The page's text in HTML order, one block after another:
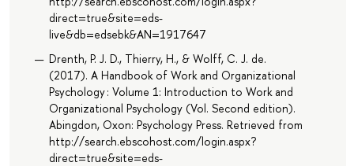
direct=true&site=eds-
live&db=edsebk&AN=1917647
Drenth, P. J. D., Thierry, H., & Wolff, C. J. de.
(2017). A Handbook of Work and Organizational
Psychology : Volume 1: Introduction to Work and
Organizational Psychology (Vol. Second edition).
Abingdon, Oxon: Psychology Press. Retrieved from
http://search.ebscohost.com/login.aspx?
direct=true&site=eds-